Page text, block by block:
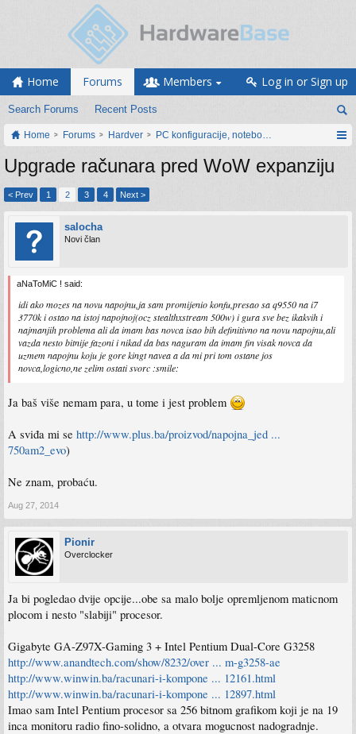
Home Forums
Search Forums Recent Posts
Members Log in or Sign up
Home Forums Hardver PC konfiguracije, notebook računari, servis
Upgrade računara pred WoW expanziju
< Prev 1 2 3 4 Next >
salocha
Novi član
aNaToMiC ! said:
idi ako mozes na novu napojnu,ja sam promijenio konfu,presao sa q9550 na i7
3770k i ostao na istoj napojnoj(ocz stealthxstream 500w) i gura sve bez ikakvih i
najmanjih problema ali da imam bas novca isao bih definitivno na novu napojnu,ali
vazda nesto bitnije fazoni i nikad da bas naguram da imam fin visak novca da
uzmem napojnu koju je gore kingt navea a da mi pri tom ostane jos
novca,logicno,ne zelim ostati svorc :smile:
Ja baš više nemam para, u tome i jest problem
A sviđa mi se http://www.plus.ba/proizvod/napojna_jed ...
750am2_evo)
Ne znam, probaću.
Aug 27, 2014
Pionir
Overclocker
Ja bi pogledao dvije opcije...obe sa malo bolje opremljenom maticnom
plocom i nesto "slabiji" procesor.
Gigabyte GA-Z97X-Gaming 3 + Intel Pentium Dual-Core G3258
http://www.anandtech.com/show/8232/over ... m-g3258-ae
http://www.winwin.ba/racunari-i-kompone ... 12161.html
http://www.winwin.ba/racunari-i-kompone ... 12897.html
Imao sam Intel Pentium procesor sa 256 bitnom grafikom koji je na 19
inca monitoru radio fino-solidno, a otvara mogucnost nadogradnje.